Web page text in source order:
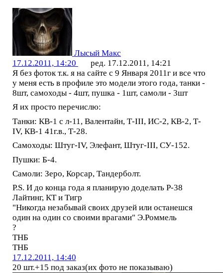
Лысый Макс
17.12.2011, 14:20
ред. 17.12.2011, 14:21
Я без фоток т.к. я на сайте с 9 Января 2011г и все что
у меня есть в профиле это модели этого года, танки -
8шт, самоходы - 4шт, пушка - 1шт, самоли - 3шт
Я их просто перечислю:
Танки: КВ-1 с л-11, Валентайн, Т-III, ИС-2, КВ-2, Т-
IV, КВ-1 41г.в., Т-28.
Самоходы: Штуг-IV, Элефант, Штуг-III, СУ-152.
Пушки: Б-4.
Самоли: Зеро, Корсар, Тандерболт.
P.S. И до конца года я планирую доделать Р-38
Лайтинг, КТ и Тигр
"Никогда незабывай своих друзей или останешся
один на один со своими врагами" Э.Роммель
?
ТНБ
ТНБ
17.12.2011, 14:40
20 шт.+15 под заказ(их фото не показываю)